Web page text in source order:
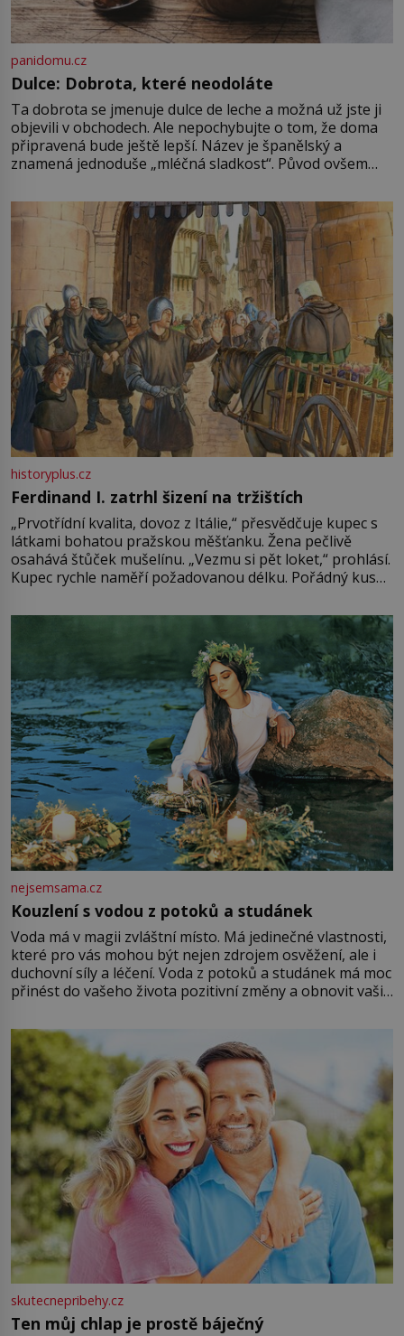
panidomu.cz
Dulce: Dobrota, které neodoláte
Ta dobrota se jmenuje dulce de leche a možná už jste ji
objevili v obchodech. Ale nepochybujte o tom, že doma
připravená bude ještě lepší. Název je španělský a
znamená jednoduše „mléčná sladkost“. Původ ovšem
pře hned několik latinskoamerických zemí a k tomu
Francie, kde se traduje,
historyplus.cz
Ferdinand I. zatrhl šizení na tržištích
„Prvotřídní kvalita, dovoz z Itálie,“ přesvědčuje kupec s
látkami bohatou pražskou měšťanku. Žena pečlivě
osahává štůček mušelínu. „Vezmu si pět loket,“ prohlásí.
Kupec rychle naměří požadovanou délku. Pořádný kus
milostpaní. Stačí jenom na sukni,“ zhodnotí švadlena
množství růžového mušelínu. „Ošidili vás, podívejte.“
nejsemsama.cz
Kouzlení s vodou z potoků a studánek
Voda má v magii zvláštní místo. Má jedinečné vlastnosti,
které pro vás mohou být nejen zdrojem osvěžení, ale i
duchovní síly a léčení. Voda z potoků a studánek má moc
přinést do vašeho života pozitivní změny a obnovit vaši
můžete obohatit své rituály a přinést do svého života
větší harmonii a klid. Je důležité
skutecnepribehy.cz
Ten můj chlap je prostě báječný